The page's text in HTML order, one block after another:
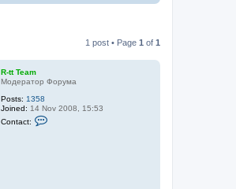
1 post • Page 1 of 1
R-tt Team
Модератор Форума
Posts: 1358
Joined: 14 Nov 2008, 15:53
Contact: